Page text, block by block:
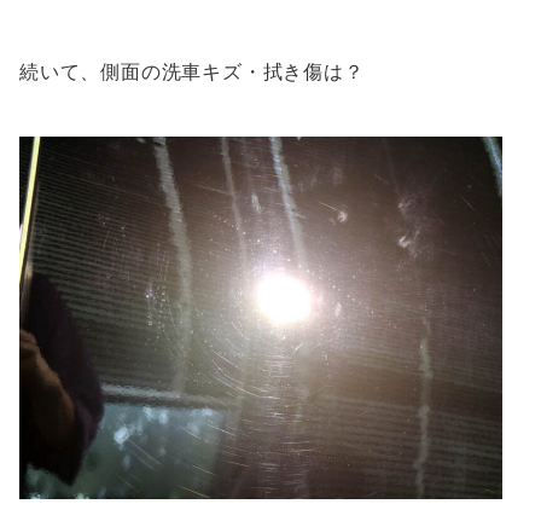
続いて、側面の洗車キズ・拭き傷は？